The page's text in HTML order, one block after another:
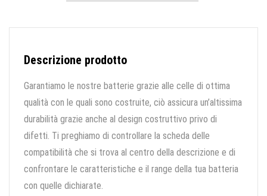
Descrizione prodotto
Garantiamo le nostre batterie grazie alle celle di ottima
qualità con le quali sono costruite, ciò assicura un’altissima
durabilità grazie anche al design costruttivo privo di
difetti. Ti preghiamo di controllare la scheda delle
compatibilità che si trova al centro della descrizione e di
confrontare le caratteristiche e il range della tua batteria
con quelle dichiarate.